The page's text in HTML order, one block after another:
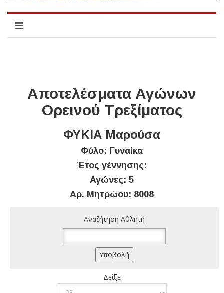
Αποτελέσματα Αγώνων
Ορεινού Τρεξίματος
ΦΥΚΙΑ Μαρούσα
Φύλο: Γυναίκα
Έτος γέννησης:
Αγώνες: 5
Αρ. Μητρώου: 8008
Αναζήτηση Αθλητή
Δείξε